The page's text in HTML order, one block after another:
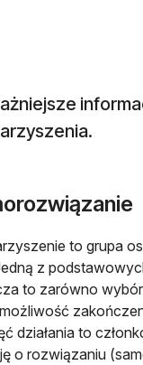
to grupa
z
to zarówno wybór
działania to
o rozwiązaniu